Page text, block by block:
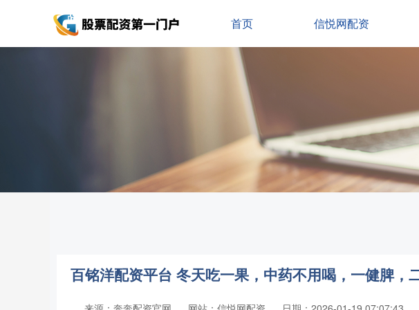
首页 信悦网配资
百铭洋配资平台 冬天吃一果，中药不用喝，一健脾，